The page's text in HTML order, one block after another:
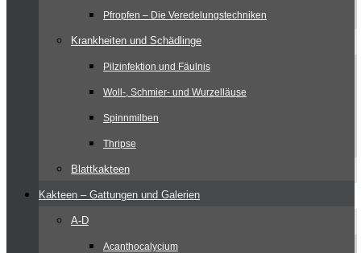
Pfropfen – Die Veredelungstechniken
Krankheiten und Schädlinge
Pilzinfektion und Fäulnis
Woll-, Schmier- und Wurzelläuse
Spinnmilben
Thripse
Blattkakteen
Kakteen – Gattungen und Galerien
A-D
Acanthocalycium